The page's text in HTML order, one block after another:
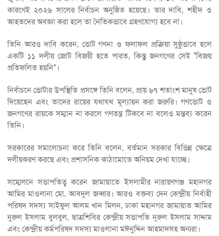
কারণেই ২০২৬ সালের নির্বাচন অনুষ্ঠিত হয়েছে। তার দাবি, শহীদ ও
আহতদের অবজ্ঞা করা হলে তা নৈতিকভাবে গ্রহণযোগ্য হবে না।
তিনি আরও দাবি করেন, ভোট গণনা ও ফলাফল প্রক্রিয়া সুষ্ঠুভাবে হলে
একটি ১১ দলীয় জোট বিজয়ী হতে পারত, কিন্তু জনগণের সেই “বিজয়
প্রতিফলিত হয়নি”।
নির্বাচনে ভোটার উপস্থিতি প্রসঙ্গে তিনি বলেন, প্রায় ৬৭ শতাংশ মানুষ ভোট
দিয়েছেন এবং তাদের রায়ের যথাযথ মূল্যায়ন করা জরুরি। গণভোট ও
জনগণের রায়কে সম্মান না করলে গণতন্ত্র টিকবে না বলেও মন্তব্য করেন
তিনি।
সরকারের সমালোচনা করে তিনি বলেন, বর্তমান সরকার বিভিন্ন ক্ষেত্রে
দলীয়করণ করছে এবং প্রশাসনিক কাঠামোতে অনিয়ম দেখা যাচ্ছে।
সম্মেলনে সভাপতিত্ব করেন জামায়াতে ইসলামীর নারায়ণগঞ্জ মহানগর
আমির মাওলানা মো. আবদুল জব্বার। আরও বক্তব্য দেন কেন্দ্রীয় নির্বাহী
পরিষদ সদস্য সাইফুল আলম খান মিলন, ঢাকা মহানগর জামায়াত আমির
নুরুল ইসলাম বুলবুল, ছাত্রশিবির কেন্দ্রীয় সভাপতি নূরুল ইসলাম সাদ্দাম
এবং কেন্দ্রীয় কর্মপরিষদ সদস্য মাওলানা মঈনুদ্দিন আহমাদসহ অন্যরা।